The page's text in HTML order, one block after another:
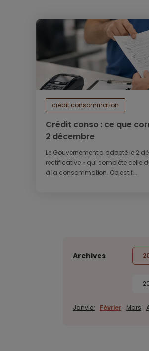
crédit consommation
Crédit conso : ce que
2 décembre
Le Gouvernement a adopté le 2
rectificative » qui complète celle
à la consommation. Objectif...
Archives
Janvier Février Mars